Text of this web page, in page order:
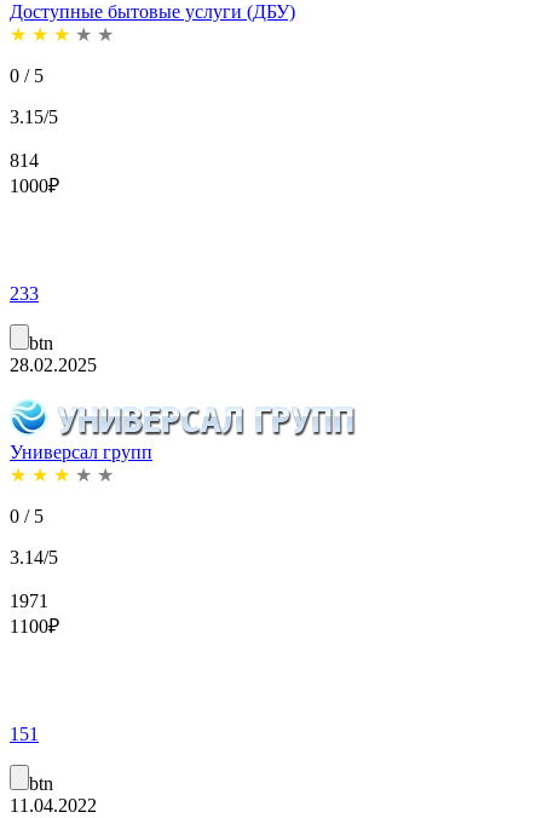
Доступные бытовые услуги (ДБУ)
★ ★ ★ ★ ★
0 / 5
3.15/5
814
1000₽
233
btn
28.02.2025
Универсал групп
★ ★ ★ ★ ★
0 / 5
3.14/5
1971
1100₽
151
btn
11.04.2022